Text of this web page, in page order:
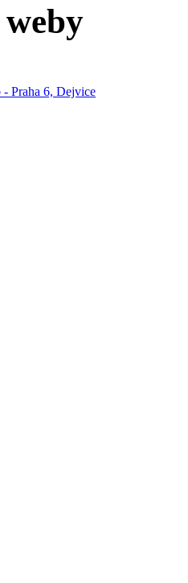
Praha 6, Dejvice